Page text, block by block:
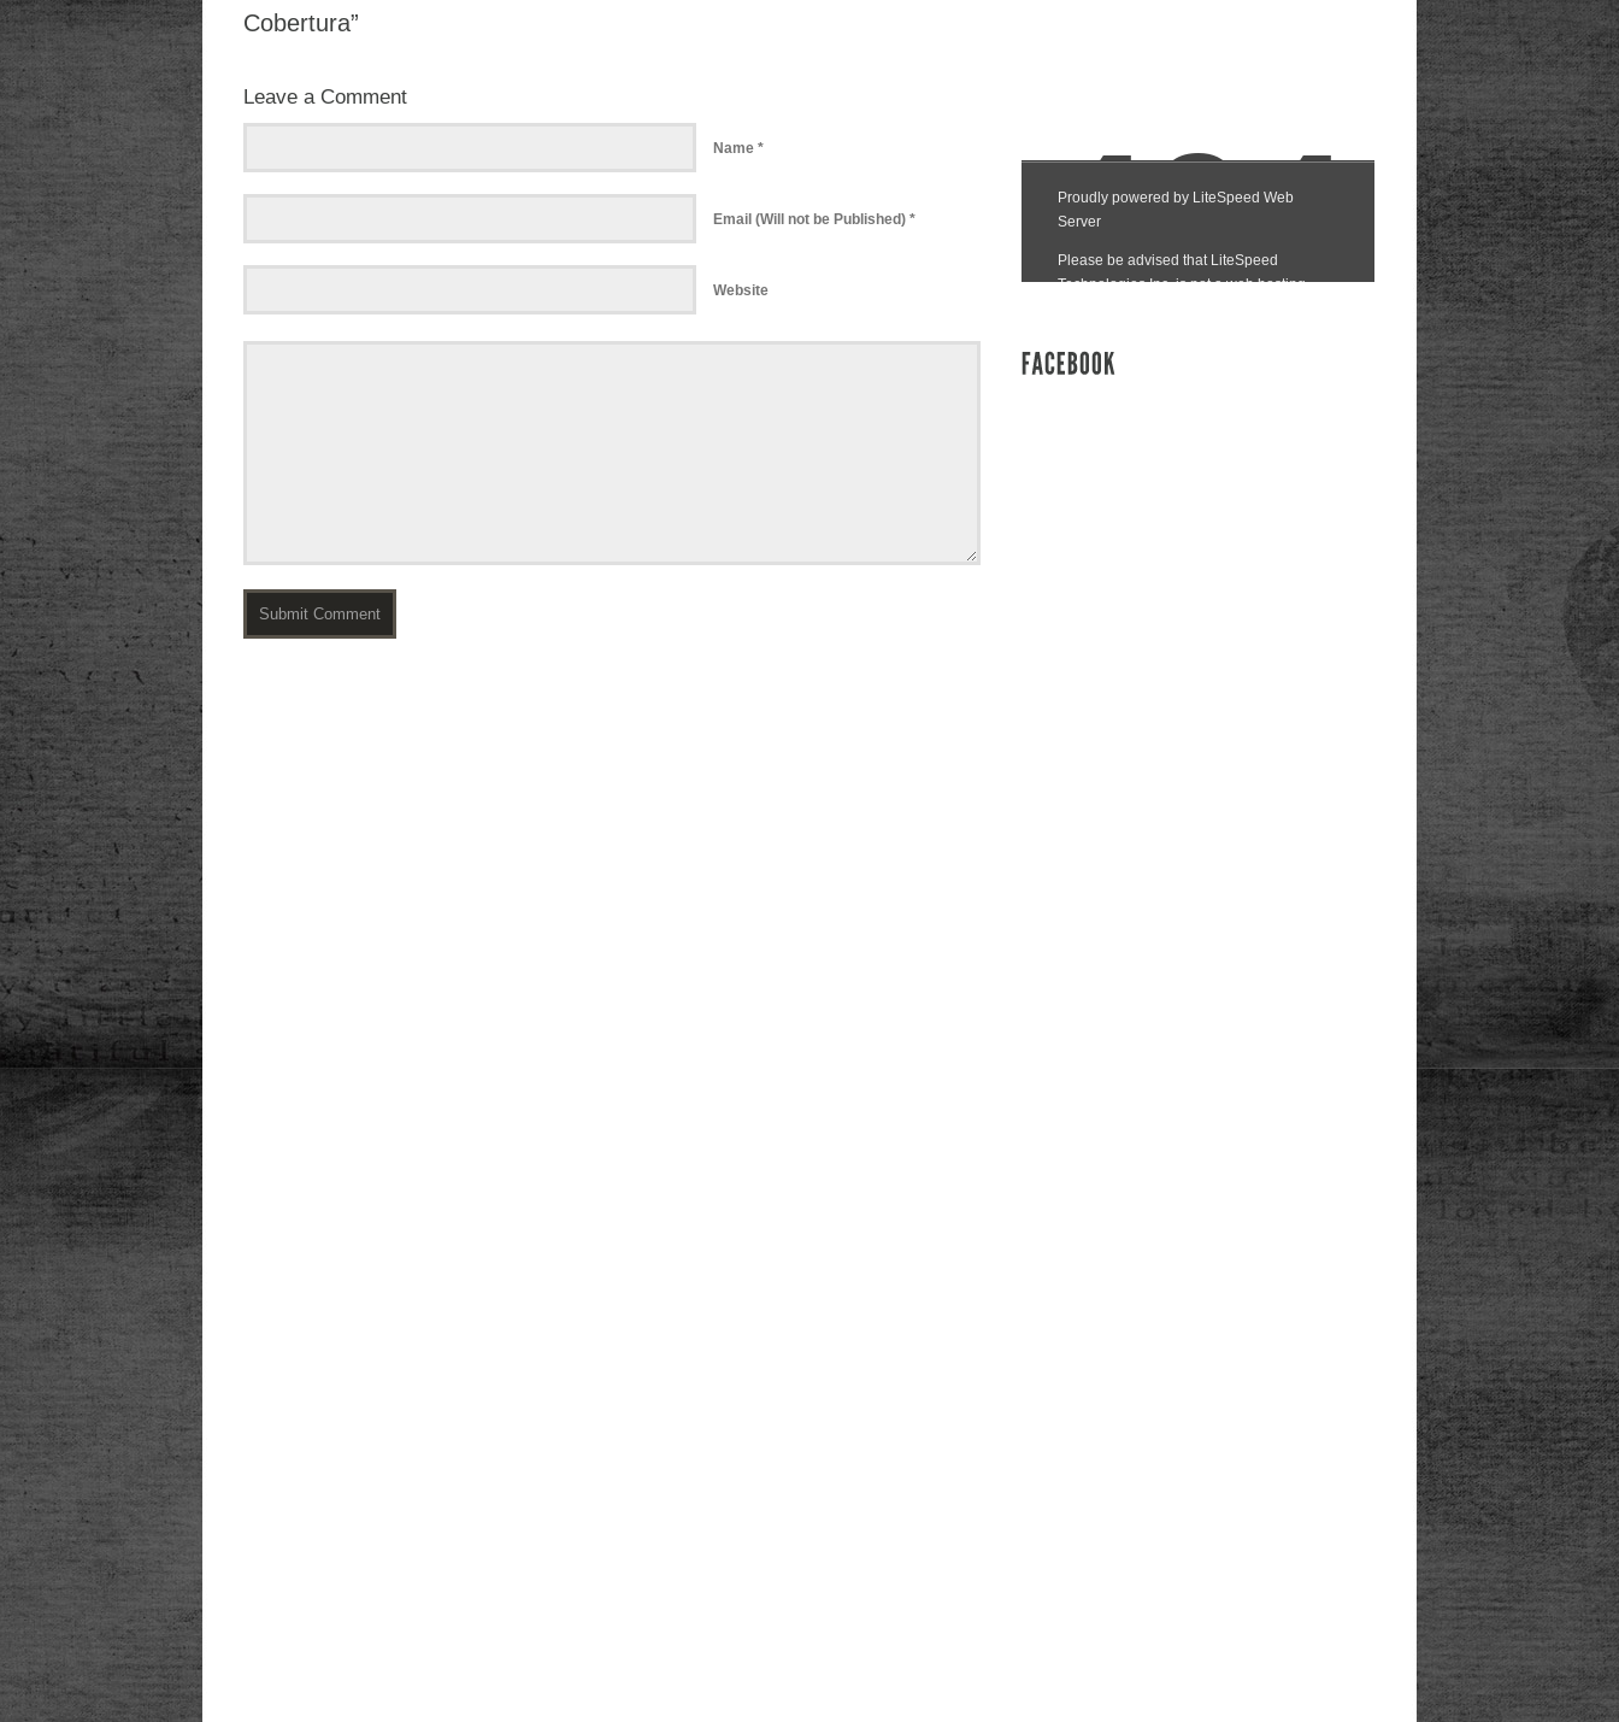
Cobertura”
Leave a Comment
Name *
Email (Will not be Published) *
Website